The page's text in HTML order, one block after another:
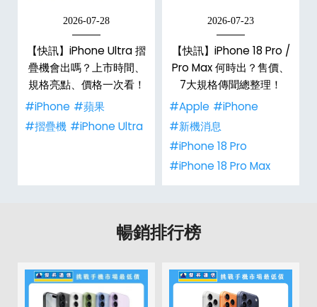
2026-07-28
【快訊】iPhone Ultra 摺
疊機會出嗎？上市時間、
規格亮點、價格一次看！
#iPhone #蘋果
#摺疊機 #iPhone Ultra
2026-07-23
【快訊】iPhone 18 Pro /
Pro Max 何時出？售價、
7大規格傳聞總整理！
#Apple #iPhone
#新機消息
#iPhone 18 Pro
#iPhone 18 Pro Max
暢銷排行榜